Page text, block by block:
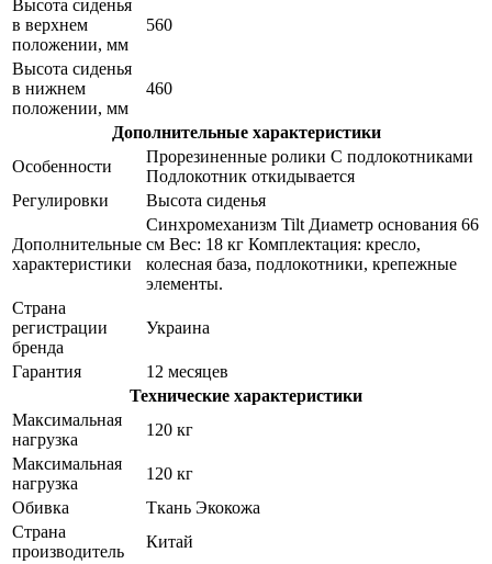
Высота сиденья
в верхнем
положении, мм
560
Высота сиденья
в нижнем
положении, мм
460
Дополнительные характеристики
Особенности
Прорезиненные ролики С подлокотниками
Подлокотник откидывается
Регулировки
Высота сиденья
Дополнительные
характеристики
Синхромеханизм Tilt Диаметр основания 66
см Вес: 18 кг Комплектация: кресло,
колесная база, подлокотники, крепежные
элементы.
Страна
регистрации
бренда
Украина
Гарантия
12 месяцев
Технические характеристики
Максимальная
нагрузка
120 кг
Максимальная
нагрузка
120 кг
Обивка
Ткань Экокожа
Страна
производитель
Китай